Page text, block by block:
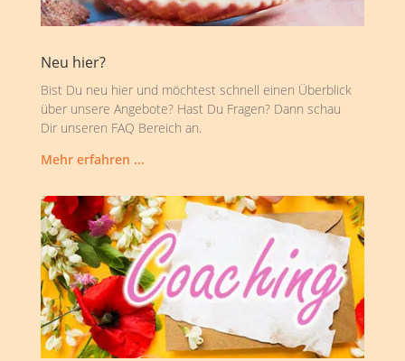
Neu hier?
Bist Du neu hier und möchtest schnell einen Überblick
über unsere Angebote? Hast Du Fragen? Dann schau
Dir unseren FAQ Bereich an.
Mehr erfahren …